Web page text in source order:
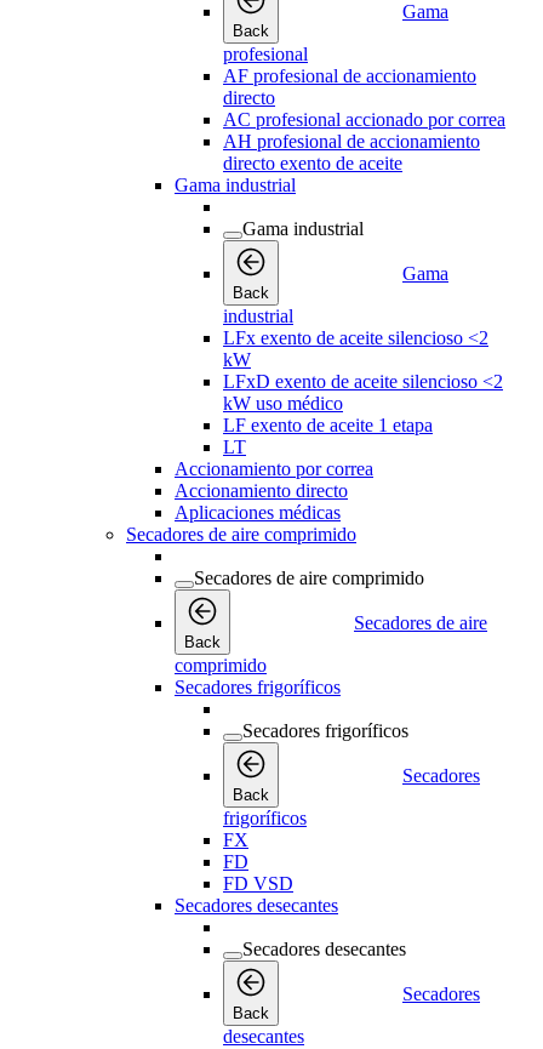
Back
Gama
profesional
AF profesional de accionamiento
directo
AC profesional accionado por correa
AH profesional de accionamiento
directo exento de aceite
Gama industrial
Gama industrial
Back
Gama
industrial
LFx exento de aceite silencioso <2
kW
LFxD exento de aceite silencioso <2
kW uso médico
LF exento de aceite 1 etapa
LT
Accionamiento por correa
Accionamiento directo
Aplicaciones médicas
Secadores de aire comprimido
Secadores de aire comprimido
Back
Secadores de aire
comprimido
Secadores frigoríficos
Secadores frigoríficos
Back
Secadores
frigoríficos
FX
FD
FD VSD
Secadores desecantes
Secadores desecantes
Back
Secadores
desecantes